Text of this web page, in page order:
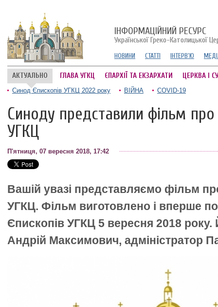
ІНФОРМАЦІЙНИЙ РЕСУРС
Української Греко-Католицької
НОВИНИ СТАТТІ ІНТЕРВ'Ю
АКТУАЛЬНО ГЛАВА УГКЦ ЄПАРХІЇ ТА ЕКЗАРХАТИ ЦЕРКВА І
Синод Єпископів УГКЦ 2022 року ВІЙНА COVID-19
Синоду представили фільм
УГКЦ
П'ятниця, 07 вересня 2018, 17:42
Вашій увазі представляємо фільм
УГКЦ. Фільм виготовлено і вперше
Єпископів УГКЦ 5 вересня 2018 року.
Андрій Максимович, адміністратор